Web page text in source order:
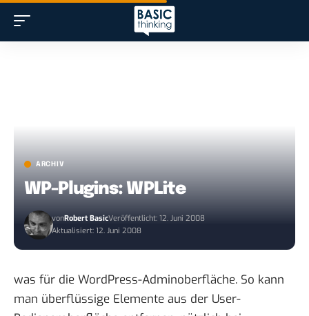
ARCHIV
WP-Plugins: WPLite
vonRobert BasicVeröffentlicht: 12. Juni 2008
Aktualisiert: 12. Juni 2008
was für die WordPress-Adminoberfläche. So kann
man überflüssige Elemente aus der User-